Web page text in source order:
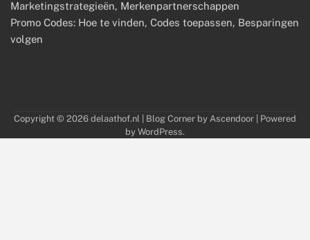
Marketingstrategieën, Merkenpartnerschappen
Promo Codes: Hoe te vinden, Codes toepassen, Besparingen
volgen
Copyright © 2026 delaathof.nl | Blog Corner by Ascendoor | Powered
by WordPress.